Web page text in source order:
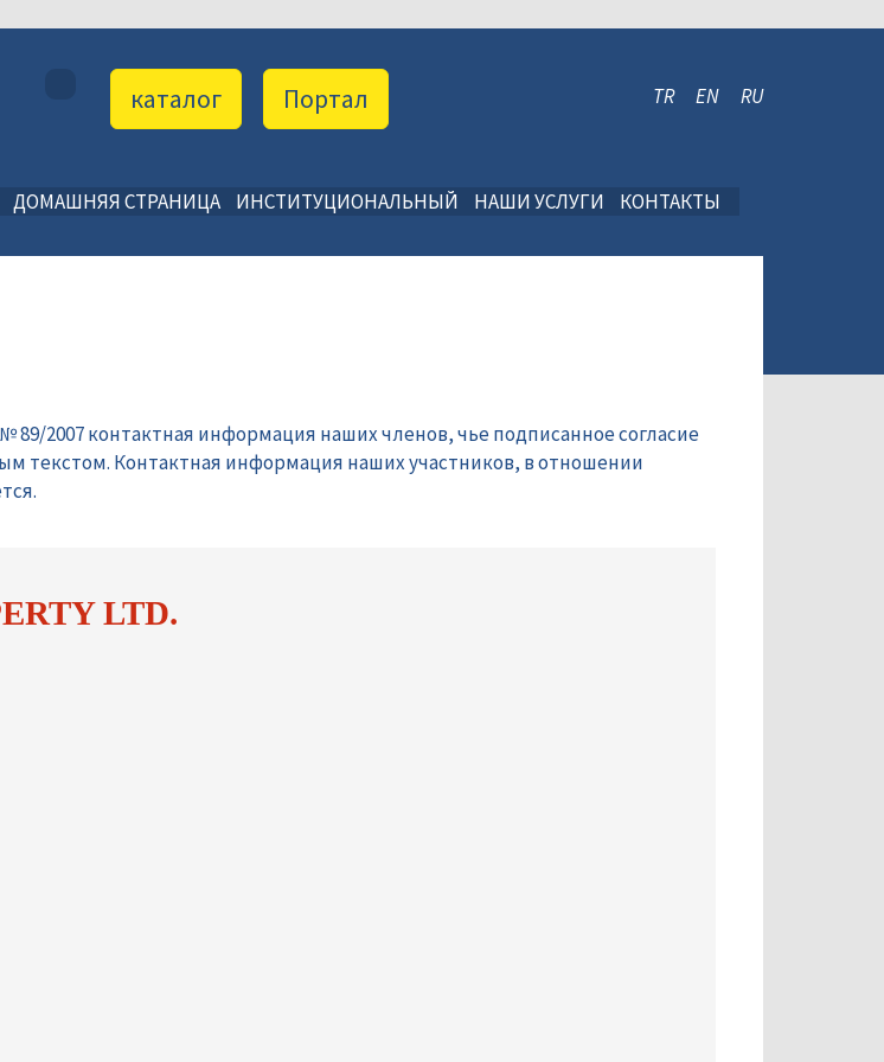
TR EN RU
Портал
каталог
ДОМАШНЯЯ СТРАНИЦА ИНСТИТУЦИОНАЛЬНЫЙ НАШИ УСЛУГИ КОНТАКТЫ
2007 контактная информация наших членов, чье подписанное согласие
текстом. Контактная информация наших участников, в отношении
LTD.